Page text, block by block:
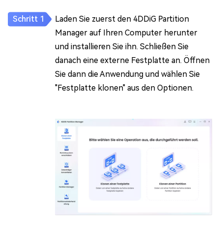
Laden Sie zuerst den 4DDiG Partition
Manager auf Ihren Computer herunter
und installieren Sie ihn. Schließen Sie
danach eine externe Festplatte an. Öffnen
Sie dann die Anwendung und wählen Sie
"Festplatte klonen" aus den Optionen.